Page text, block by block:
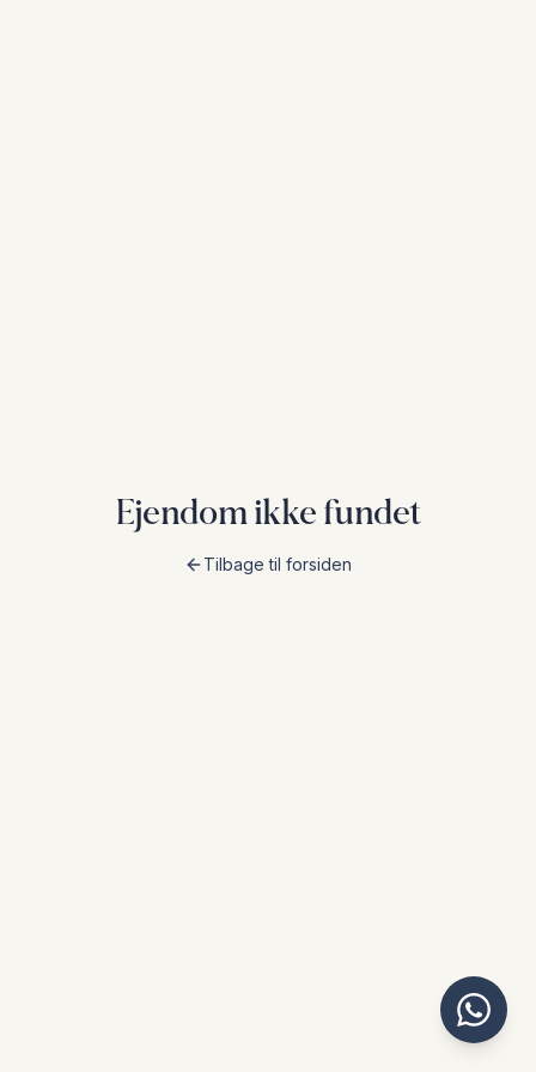
Ejendom ikke fundet
Tilbage til forsiden